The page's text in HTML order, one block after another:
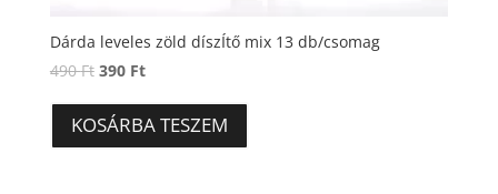
Dárda leveles zöld díszÍtő mix 13 db/csomag
490Ft Original
was:
490 Ft.
390 FtCurrent
is:
390 Ft.
KOSÁRBA TESZEM